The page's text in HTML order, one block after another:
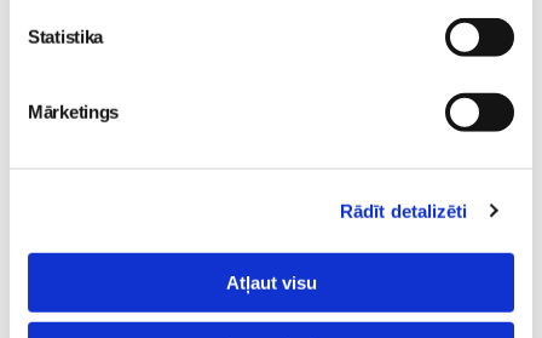
Statistika
Mārketings
Rādīt detalizēti
Atļaut visu
Iepazīstamies -